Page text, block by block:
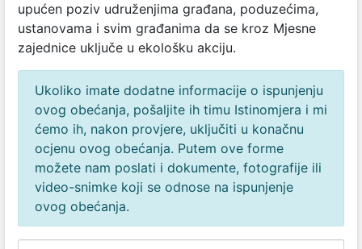
upućen poziv udruženjima građana, poduzećima,
ustanovama i svim građanima da se kroz Mjesne
zajednice uključe u ekološku akciju.
Ukoliko imate dodatne informacije o ispunjenju
ovog obećanja, pošaljite ih timu Istinomjera i mi
ćemo ih, nakon provjere, uključiti u konačnu
ocjenu ovog obećanja. Putem ove forme
možete nam poslati i dokumente, fotografije ili
video-snimke koji se odnose na ispunjenje
ovog obećanja.